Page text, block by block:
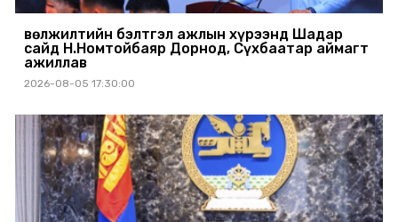
Өвөлжилтийн бэлтгэл ажлын хүрээнд Шадар
сайд Н.Номтойбаяр Дорнод, Сүхбаатар аймагт
ажиллав
2026-08-05 17:30:00